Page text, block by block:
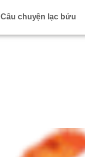
Câu chuyện lạc bửu